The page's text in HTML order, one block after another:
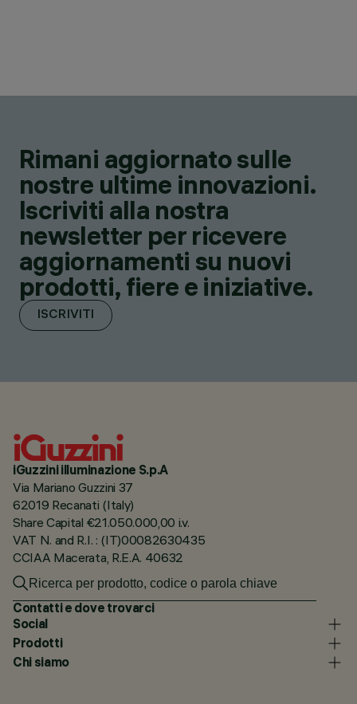
Rimani aggiornato sulle
nostre ultime innovazioni.
Iscriviti alla nostra
newsletter per ricevere
aggiornamenti su nuovi
prodotti, fiere e iniziative.
ISCRIVITI
iGuzzini illuminazione S.p.A
Via Mariano Guzzini 37
62019 Recanati (Italy)
Share Capital €21.050.000,00 i.v.
VAT N. and R.I. : (IT)00082630435
CCIAA Macerata, R.E.A. 40632
Contatti e dove trovarci
Social
Prodotti
Chi siamo